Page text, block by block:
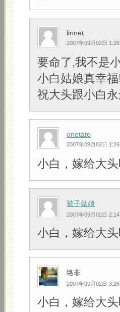
linnet
2007年09月02日
要命了,我不是
小白姑娘真幸
祝大头跟小白
onetate
2007年09月02日
小白，嫁给大头
被子姑娘
2007年09月02日
小白，嫁给大
络非
2007年09月02日
小白，嫁给大头